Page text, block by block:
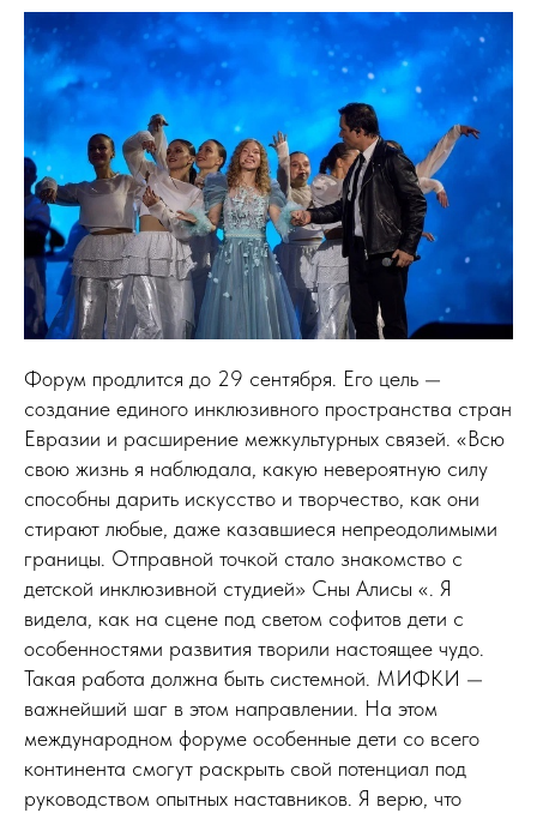
Форум продлится до 29 сентября. Его цель —
создание единого инклюзивного пространства стран
Евразии и расширение межкультурных связей. «Всю
свою жизнь я наблюдала, какую невероятную силу
способны дарить искусство и творчество, как они
стирают любые, даже казавшиеся непреодолимыми
границы. Отправной точкой стало знакомство с
детской инклюзивной студией» Сны Алисы «. Я
видела, как на сцене под светом софитов дети с
особенностями развития творили настоящее чудо.
Такая работа должна быть системной. МИФКИ —
важнейший шаг в этом направлении. На этом
международном форуме особенные дети со всего
континента смогут раскрыть свой потенциал под
руководством опытных наставников. Я верю, что